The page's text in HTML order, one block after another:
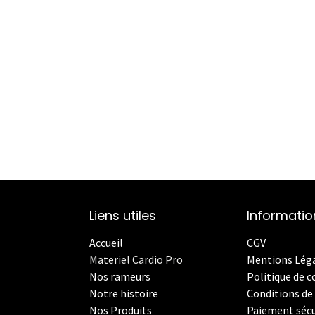
Liens utiles
Accueil
Materiel Cardio Pro
Nos rameurs
Notre histoire
Nos Produits
CGV
Mentions
Politique de
Conditions
Paiement